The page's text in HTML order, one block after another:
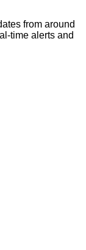
from around
time alerts and